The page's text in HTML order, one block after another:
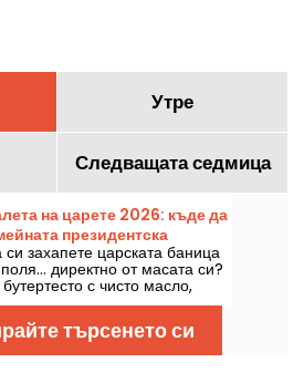
Утре
Следващата седмица
на царете 2026: къде да
президентска
захапете царската баница
директно от масата си?
с чисто масло,
плънка, а този
бобена фигура, за да
или царица за известно време.
фамилен размер в една
търсенето си